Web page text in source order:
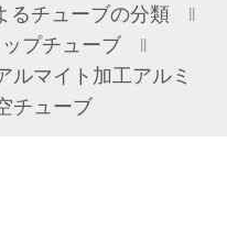
るチューブの分類
プチューブ
ルマイト加工アルミ
チューブ